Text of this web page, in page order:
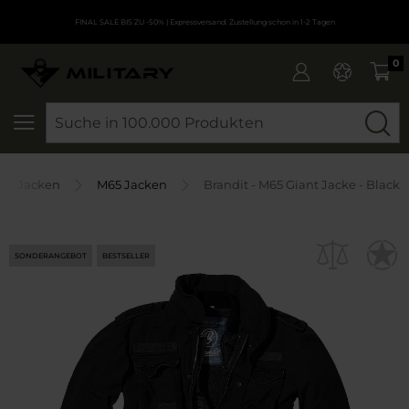
FINAL SALE BIS ZU -50% | Expressversand. Zustellung schon in 1-2 Tagen
0
Jacken M65 Jacken Brandit - M65 Giant Jacke - Black
SONDERANGEBOT BESTSELLER